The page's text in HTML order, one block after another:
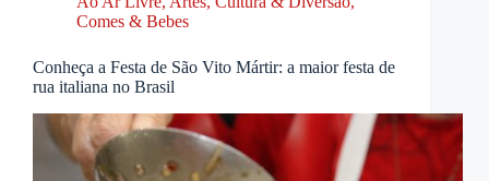
Comes & Bebes
Conheça a Festa de São Vito Mártir: a maior festa de
rua italiana no Brasil